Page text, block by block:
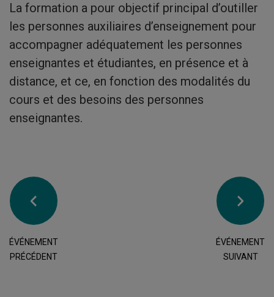
La formation a pour objectif principal d’outiller
les personnes auxiliaires d’enseignement pour
accompagner adéquatement les personnes
enseignantes et étudiantes, en présence et à
distance, et ce, en fonction des modalités du
cours et des besoins des personnes
enseignantes.
ÉVÉNEMENT
PRÉCÉDENT
ÉVÉNEMENT
SUIVANT